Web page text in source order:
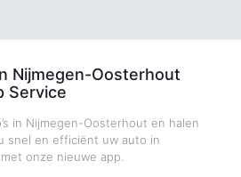
Nijmegen-Oosterhout
Service
in Nijmegen-Oosterhout en halen
snel en efficiënt uw auto in
onze nieuwe app.